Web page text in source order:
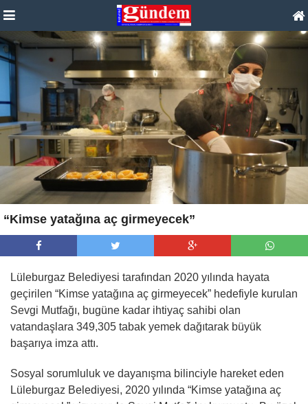
“Kimse yatağına aç girmeyecek”
Lüleburgaz Belediyesi tarafından 2020 yılında hayata
geçirilen “Kimse yatağına aç girmeyecek” hedefiyle kurulan
Sevgi Mutfağı, bugüne kadar ihtiyaç sahibi olan
vatandaşlara 349,305 tabak yemek dağıtarak büyük
başarıya imza attı.
Sosyal sorumluluk ve dayanışma bilinciyle hareket eden
Lüleburgaz Belediyesi, 2020 yılında “Kimse yatağına aç